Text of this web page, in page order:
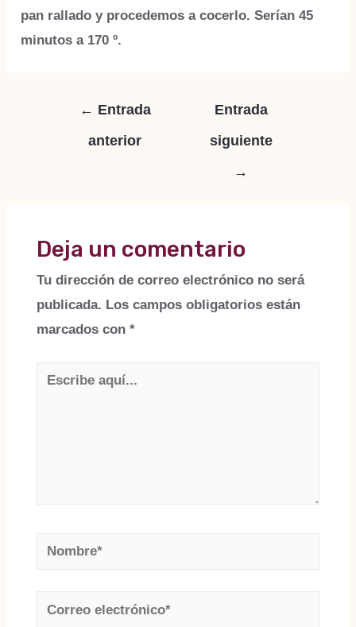
pan rallado y procedemos a cocerlo.Serían 45
minutos a 170 º.
Navegación
← Entrada
anterior
Entrada
siguiente
→
Deja un comentario
Tu dirección de correo electrónico no será
publicada. Los campos obligatorios están
marcados con *
Escribe
Nombre*
Correo